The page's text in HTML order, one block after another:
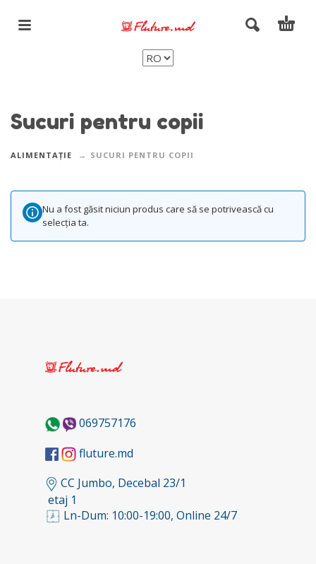
Sucuri pentru copii
ALIMENTAȚIE SUCURI PENTRU COPII
Nu a fost găsit niciun produs care să se potrivească cu
selecția ta.
069757176
fluture.md
CC Jumbo, Decebal 23/1
etaj 1
Ln-Dum: 10:00-19:00, Online 24/7